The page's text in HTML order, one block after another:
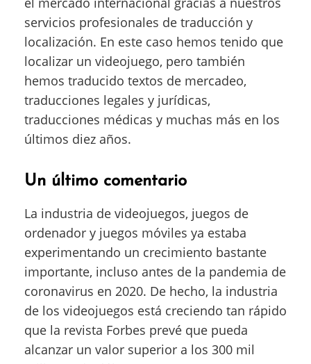
servicios profesionales de traducción y
localización. En este caso hemos tenido que
localizar un videojuego, pero también
hemos traducido textos de mercadeo,
traducciones legales y jurídicas,
traducciones médicas y muchas más en los
últimos diez años.
Un último comentario
La industria de videojuegos, juegos de
ordenador y juegos móviles ya estaba
experimentando un crecimiento bastante
importante, incluso antes de la pandemia de
coronavirus en 2020. De hecho, la industria
de los videojuegos está creciendo tan rápido
que la revista Forbes prevé que pueda
alcanzar un valor superior a los 300 mil